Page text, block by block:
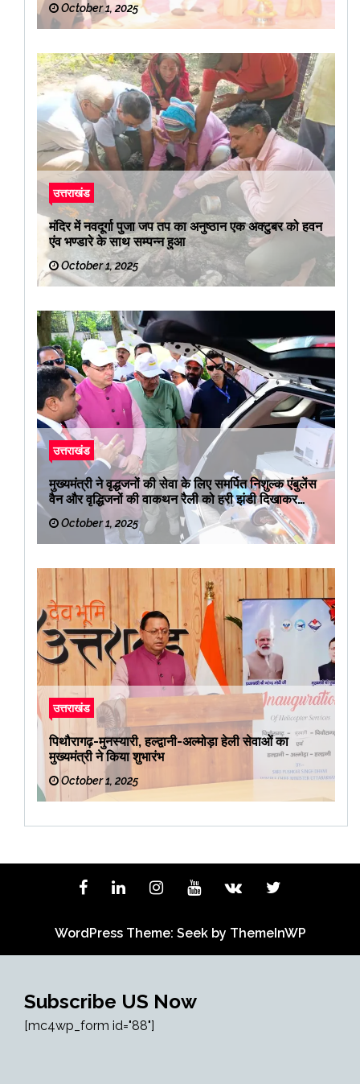
October 1, 2025
उत्तराखंड
मंदिर में नवदूर्गा पुजा जप तप का अनुष्ठान एक अक्टुबर को हवन
एंव भण्डारे के साथ सम्पन्न हुआ
October 1, 2025
उत्तराखंड
मुख्यमंत्री ने वृद्धजनों की सेवा के लिए समर्पित निशुल्क एंबुलेंस
वैन और वृद्धिजनों की वाकथन रैली को हरी झंडी दिखाकर
रवाना किया
October 1, 2025
उत्तराखंड
पिथौरागढ़-मुनस्यारी, हल्द्वानी-अल्मोड़ा हेली सेवाओं का
मुख्यमंत्री ने किया शुभारंभ
October 1, 2025
WordPress Theme: Seek by ThemeInWP
Subscribe US Now
[mc4wp_form id="88"]